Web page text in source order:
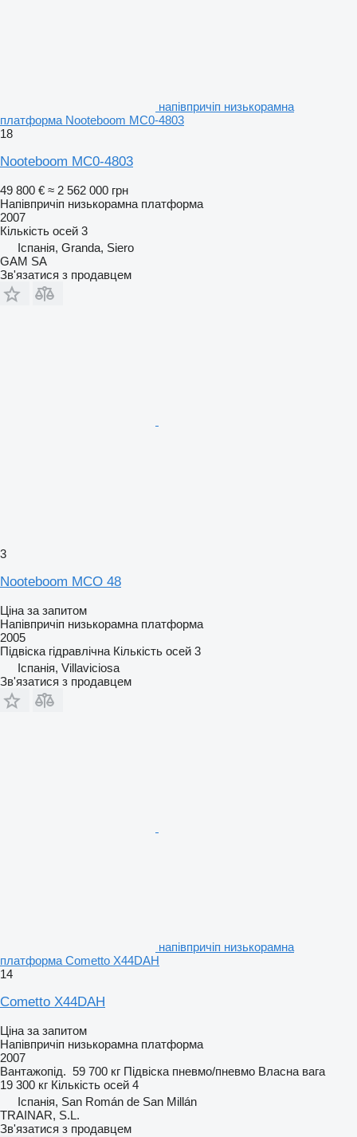
напівпричіп низькорамна
платформа Nooteboom MC0-4803
18
Nooteboom MC0-4803
49 800 € ≈ 2 562 000 грн
Напівпричіп низькорамна платформа
2007
Кількість осей 3
Іспанія, Granda, Siero
GAM SA
Зв'язатися з продавцем
3
Nooteboom MCO 48
Ціна за запитом
Напівпричіп низькорамна платформа
2005
Підвіска гідравлічна Кількість осей 3
Іспанія, Villaviciosa
Зв'язатися з продавцем
напівпричіп низькорамна
платформа Cometto X44DAH
14
Cometto X44DAH
Ціна за запитом
Напівпричіп низькорамна платформа
2007
Вантажопід. 59 700 кг Підвіска пневмо/пневмо Власна вага
19 300 кг Кількість осей 4
Іспанія, San Román de San Millán
TRAINAR, S.L.
Зв'язатися з продавцем